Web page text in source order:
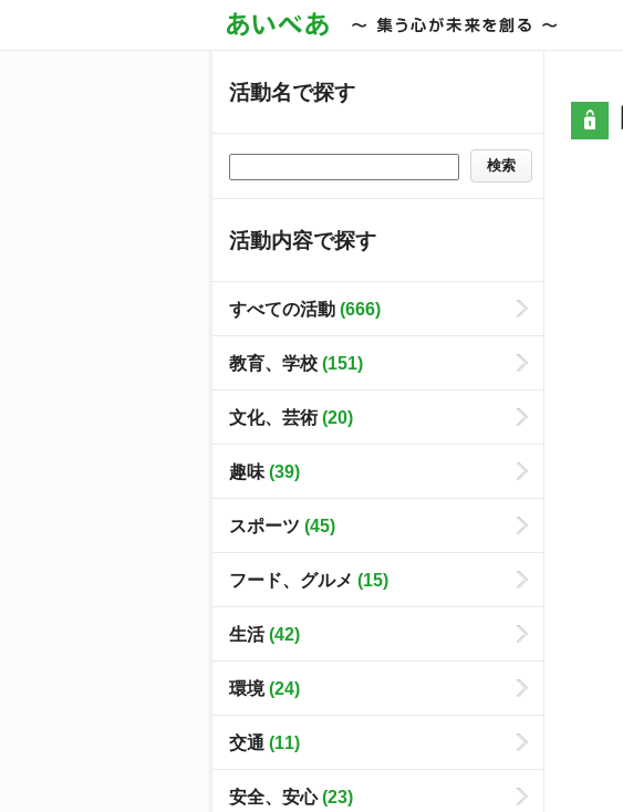
活動名で探す
検索
活動内容で探す
すべての活動 (666)
教育、学校 (151)
文化、芸術 (20)
趣味 (39)
スポーツ (45)
フード、グルメ (15)
生活(42)
環境(24)
交通 (11)
安全、安心(23)